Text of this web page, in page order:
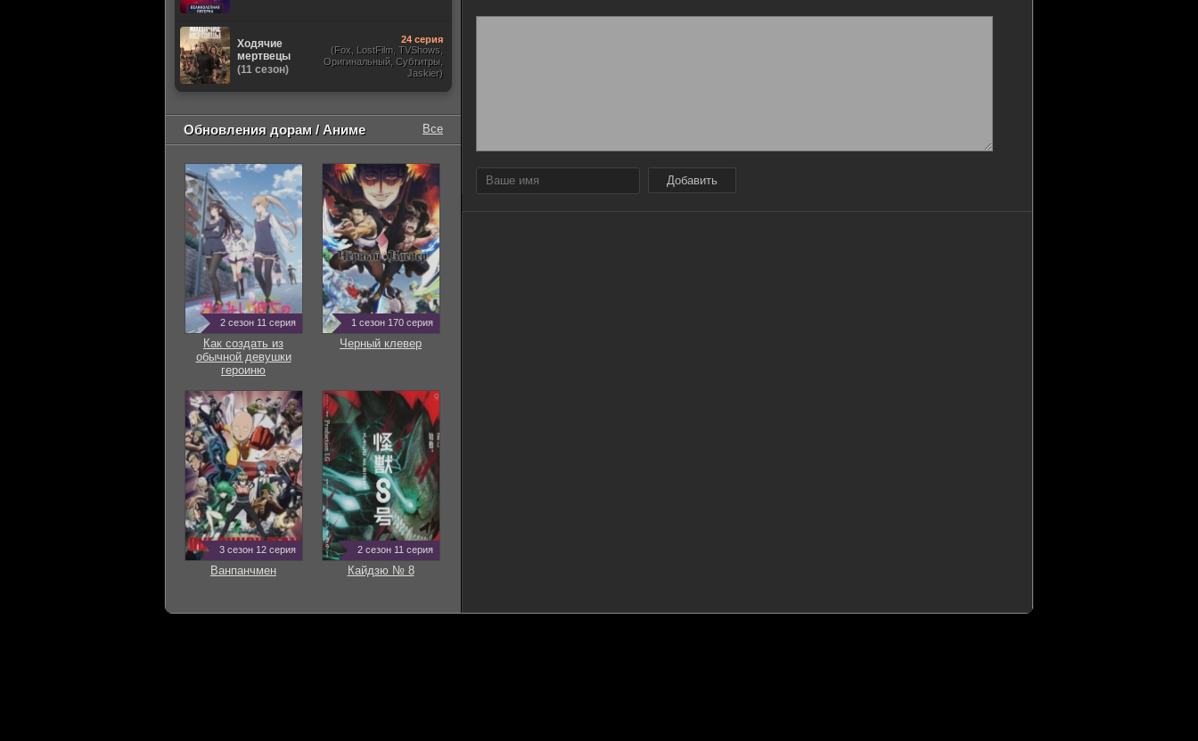
Добавить
Ходячие
мертвецы
(11 сезон)
24 серия
(Fox, LostFilm, TVShows,
Оригинальный, Субтитры,
Jaskier)
Обновления дорам / Аниме Все
2 сезон 11 серия
Как создать из
обычной девушки
героиню
1 сезон 170 серия
Черный клевер
3 сезон 12 серия
Ванпанчмен
2 сезон 11 серия
Кайдзю № 8